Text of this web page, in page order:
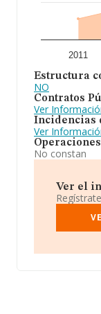
2011
Estructura
NO
Contratos
Ver
Incidencias
Ver
No constan
Ver el